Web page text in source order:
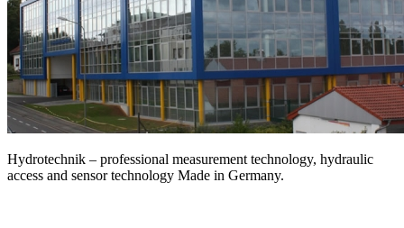
Hydrotechnik – professional measurement technology, hydraulic
access and sensor technology Made in Germany.